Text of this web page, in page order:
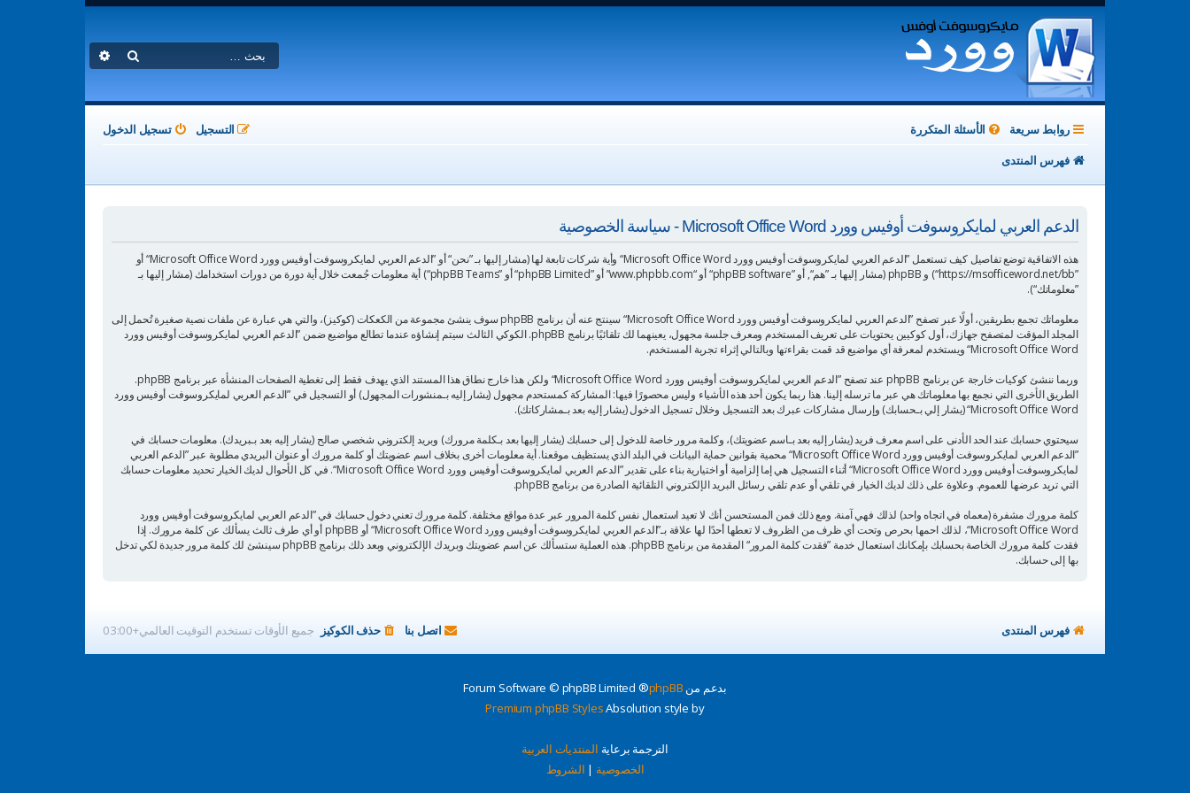
بحث
روابط سريعة الأسئلة المتكررة تسجيل الدخول
التسجيل
فهرس المنتدى
الدعم العربي لمايكروسوفت أوفيس وورد Microsoft Office Word - سياسة الخصوصية
هذه الاتفاقية توضع تفاصيل كيف تستعمل ”الدعم العربي لمايكروسوفت أوفيس وورد Microsoft Office Word“ وأية شركات تابعة لها (مشار إليها بـ ”نحن“ أو ”الدعم العربي لمايكروسوفت أوفيس وورد Microsoft Office Word“ أو
”https://msofficeword.net/bb“) و phpBB (مشار إليها بـ ”هم“, أو ”phpBB software“ أو “www.phpbb.com” أو ”phpBB Limited“ أو ”phpBB Teams“) أية معلومات جُمعت خلال أية دورة من دورات استخدامك (مشار إليها بـ
”معلوماتك“).
معلوماتك تجمع بطريقين، أولًا عبر تصفح ”الدعم العربي لمايكروسوفت أوفيس وورد Microsoft Office Word“ سينتج عنه أن برنامج phpBB سوف ينشئ مجموعة من الكعكات (كوكيز)، والتي هي عبارة عن ملفات نصية صغيرة تُحمل إلى
المجلد المؤقت لمتصفح جهازك، أول كوكيين يحتويات على تعريف المستخدم ومعرف جلسة مجهول، يعينهما لك تلقائيًا برنامج phpBB. الكوكي الثالث سيتم إنشاؤه عندما تطالع مواضيع ضمن ”الدعم العربي لمايكروسوفت أوفيس وورد
Microsoft Office Word“ ويستخدم لمعرفة أي مواضيع قد قمت بقراءتها وبالتالي إثراء تجربة المستخدم.
وربما ننشئ كوكيات خارجة عن برنامج phpBB عند تصفح ”الدعم العربي لمايكروسوفت أوفيس وورد Microsoft Office Word“ ولكن هذا خارج نطاق هذا المستند الذي يهدف فقط إلى تغطية الصفحات المنشأة عبر برنامج phpBB.
الطريق الأخرى التي نجمع بها معلوماتك هي عبر ما ترسله إلينا. هذا ربما يكون أحد هذه الأشياء وليس محصورًا فيها: المشاركة كمستحدم مجهول (يشار إليه بـمنشورات المجهول) أو التسجيل في ”الدعم العربي لمايكروسوفت أوفيس وورد
Microsoft Office Word“ (يشار إلي بـحسابك) وإرسال مشاركات عبرك بعد التسجيل وخلال تسجيل الدخول (يشار إليه بعد بـمشاركاتك).
سيحتوي حسابك عند الحد الأدنى على اسم معرف فريد (يشار إليه بعد بـاسم عضويتك)، وكلمة مرور خاصة للدخول إلى حسابك (يشار إليها بعد بـكلمة مرورك) وبريد إلكتروني شخصي صالح (يشار إليه بعد بـبريدك). معلومات حسابك في
”الدعم العربي لمايكروسوفت أوفيس وورد Microsoft Office Word“ محمية بقوانين حماية البيانات في البلد الذي يستظيف موقعنا. أية معلومات أخرى بخلاف اسم عضويتك أو كلمة مرورك أو عنوان البريدي مطلوبة عبر ”الدعم العربي
لمايكروسوفت أوفيس وورد Microsoft Office Word“ أثناء التسجيل هي إما إلزامية أو اختيارية بناء على تقدير ”الدعم العربي لمايكروسوفت أوفيس وورد Microsoft Office Word“. في كل الأحوال لديك الخيار تحديد معلومات حسابك
التي تريد عرضها للعموم. وعلاوة على ذلك لديك الخيار في تلقي أو عدم تلقي رسائل البريد الإلكتروني التلقائية الصادرة من برنامج phpBB.
كلمة مرورك مشفرة (معماه في اتجاه واحد) لذلك فهي آمنة. ومع ذلك فمن المستحسن أنك لا تعيد استعمال نفس كلمة المرور عبر عدة مواقع مختلفة. كلمة مرورك تعني دخول حسابك في ”الدعم العربي لمايكروسوفت أوفيس وورد
Microsoft Office Word“، لذلك احمها بحرص وتحت أي ظرف من الظروف لا تعطها أحدًا لها علاقة بـ”الدعم العربي لمايكروسوفت أوفيس وورد Microsoft Office Word“ أو phpBB أو أي طرف ثالث يسألك عن كلمة مرورك. إذا
فقدت كلمة مرورك الخاصة بحسابك بإمكانك استعمال خدمة ”فقدت كلمة المرور“ المقدمة من برنامج phpBB. هذه العملية ستسألك عن اسم عضويتك وبريدك الإلكتروني وبعد ذلك برنامج phpBB سينشئ لك كلمة مرور جديدة لكي تدخل
بها إلى حسابك.
فهرس المنتدى جميع الأوقات تستخدم التوقيت العالمي+03:00 حذف الكوكيز اتصل بنا
بدعم من phpBB
® Forum Software © phpBB Limited
Absolution style by
Premium phpBB Styles
الترجمة برعاية المنتديات العربية
الخصوصية | الشروط